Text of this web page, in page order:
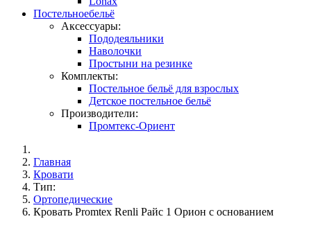
Постельноебельё
Аксессуары:
Пододеяльники
Наволочки
Простыни на резинке
Комплекты:
Постельное бельё для взрослых
Детское постельное бельё
Производители:
Промтекс-Ориент
Главная
Кровати
Тип:
Ортопедические
Кровать Promtex Renli Райс 1 Орион с основанием